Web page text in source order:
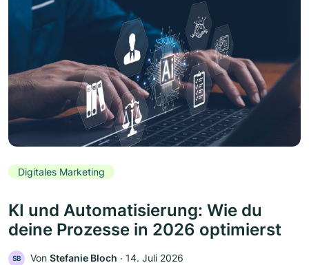
Digitales Marketing
KI und Automatisierung: Wie du
deine Prozesse in 2026 optimierst
SB Von Stefanie Bloch ‧ 14. Juli 2026